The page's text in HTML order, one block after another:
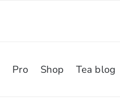
Pro Shop Tea blog